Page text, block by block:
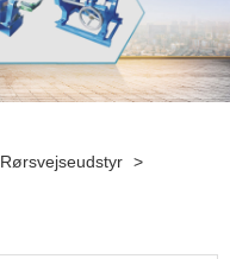
Rørsvejseudstyr >